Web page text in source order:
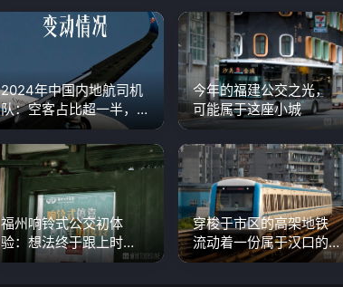
2024年中国内地航司机
队：空客占比超一半，
国产民机增长迅速
今年的福建公交之光，
可能属于这座小城
福州响铃式公交初体
验：想法终于跟上时
代，效果不尽如人意
穿梭于市区的高架地铁
流动着一份属于汉口的
记忆